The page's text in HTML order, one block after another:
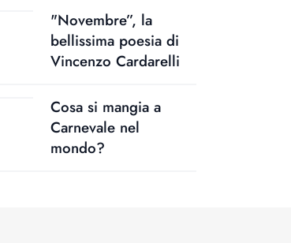
"Novembre”, la
bellissima poesia di
Vincenzo Cardarelli
Cosa si mangia a
Carnevale nel
mondo?